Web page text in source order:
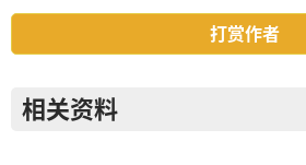
打赏作者
相关资料